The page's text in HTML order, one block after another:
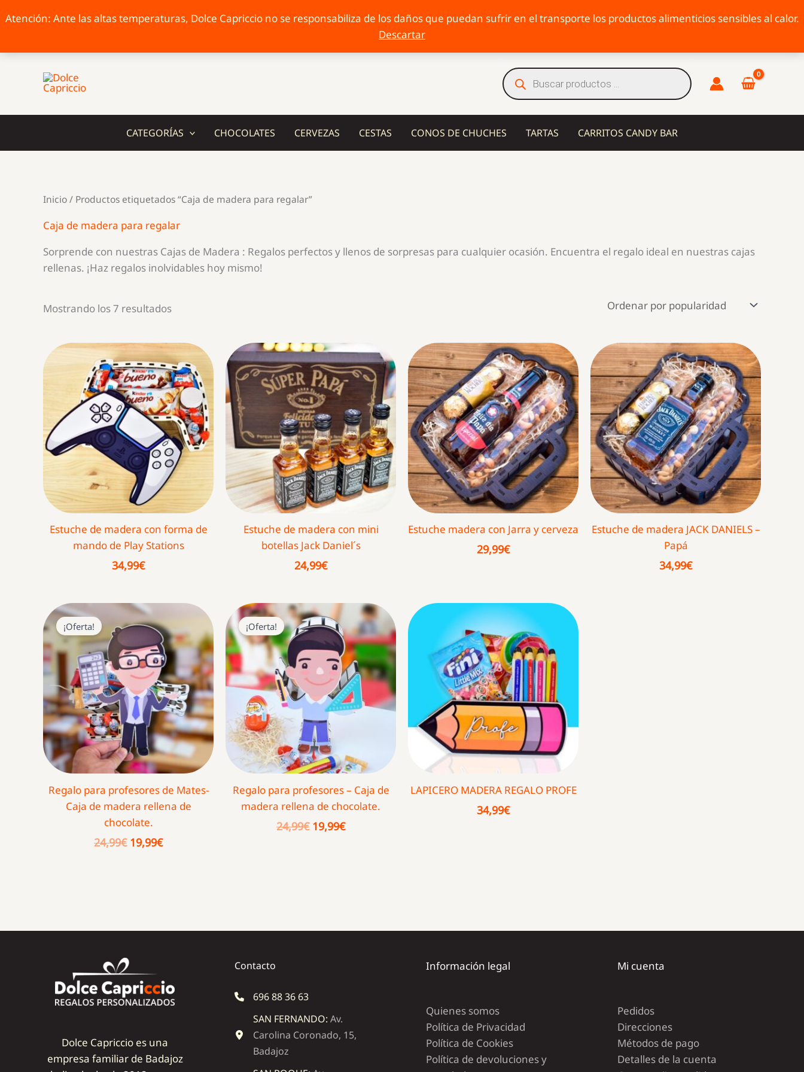
Atención: Ante las altas temperaturas, Dolce Capriccio no se responsabiliza de los daños que puedan sufrir en el transporte los productos alimenticios sensibles al calor.
Descartar
contenido
Búsqueda
de
productos
CATEGORÍAS CHOCOLATES CERVEZAS CESTAS CONOS DE CHUCHES TARTAS CARRITOS CANDY BAR
Inicio/ Productos etiquetados “Caja de madera para regalar”
Caja de madera para regalar
Sorprende con nuestras Cajas de Madera : Regalos perfectos y llenos de sorpresas para cualquier ocasión. Encuentra el regalo ideal en nuestras cajas
rellenas. ¡Haz regalos inolvidables hoy mismo!
Mostrando los 7 resultadosOrdenado
Estuche de madera con forma de
mando de Play Stations
34,99€
Estuche de madera con mini
botellas Jack Daniel´s
24,99€
Estuche madera con Jarra y cerveza
29,99€
Estuche de madera JACK DANIELS –
Papá
34,99€
¡Oferta!
Regalo para profesores de Mates-
Caja de madera rellena de
chocolate.
24,99€ El
19,99€El
¡Oferta!
Regalo para profesores – Caja de
madera rellena de chocolate.
24,99€ El
19,99€El
LAPICERO MADERA REGALO PROFE
34,99€
Dolce Capriccio es una
empresa familiar de Badajoz
Contacto
696 88 36 63
SAN FERNANDO: Av.
Carolina Coronado, 15,
Badajoz
Información legal
Quienes somos
Política de Privacidad
Política de Cookies
Política de devoluciones y
Mi cuenta
Pedidos
Direcciones
Métodos de pago
Detalles de la cuenta